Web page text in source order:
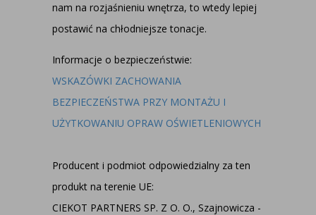
nam na rozjaśnieniu wnętrza, to wtedy lepiej
postawić na chłodniejsze tonacje.
Informacje o bezpieczeństwie:
WSKAZÓWKI ZACHOWANIA
BEZPIECZEŃSTWA PRZY MONTAŻU I
UŻYTKOWANIU OPRAW OŚWIETLENIOWYCH
Producent i podmiot odpowiedzialny za ten
produkt na terenie UE:
CIEKOT PARTNERS SP. Z O. O., Szajnowicza -